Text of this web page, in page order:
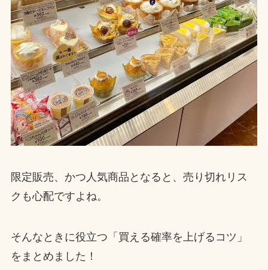
限定販売、かつ人気商品となると、売り切れリス
クも心配ですよね。
そんなときに役立つ「買える確率を上げるコツ」
をまとめました！